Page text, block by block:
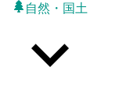
自然・国土